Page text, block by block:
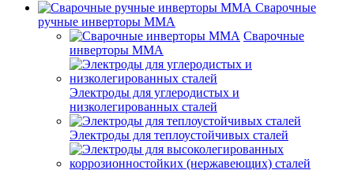
Сварочные
ручные инверторы MMA
Сварочные
инверторы MMA
Электроды для углеродистых и
низколегированных сталей
Электроды для теплоустойчивых сталей